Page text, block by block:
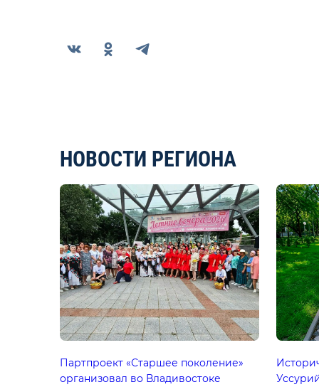
НОВОСТИ РЕГИОНА
Партпроект «Старшее поколение»
организовал во Владивостоке